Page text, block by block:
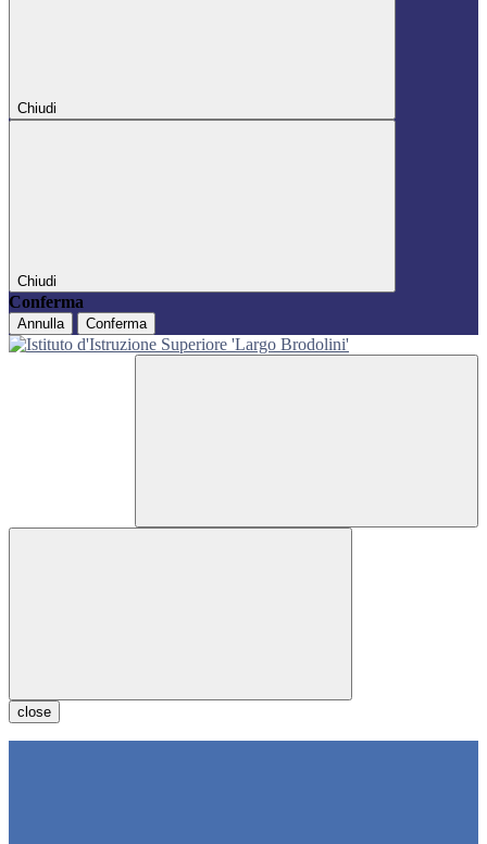
Chiudi
Chiudi
Conferma
Annulla Conferma
close